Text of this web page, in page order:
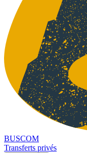
BUSCOM
Transferts privés